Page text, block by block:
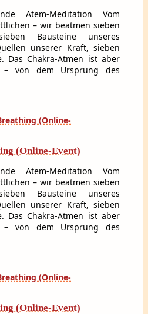
Atem-Meditation Vom
– wir beatmen sieben
Bausteine unseres
unserer Kraft, sieben
Das Chakra-Atmen ist aber
– von dem Ursprung des
(Online-Event)
Atem-Meditation Vom
– wir beatmen sieben
Bausteine unseres
unserer Kraft, sieben
Das Chakra-Atmen ist aber
– von dem Ursprung des
(Online-Event)